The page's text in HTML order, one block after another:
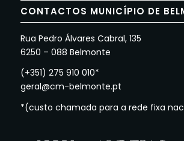
CONTACTOS MUNICÍPIO DE
Rua Pedro Álvares Cabral, 135
6250 – 088 Belmonte
(+351) 275 910 010*
geral@cm-belmonte.pt
*(custo chamada para a rede fixa